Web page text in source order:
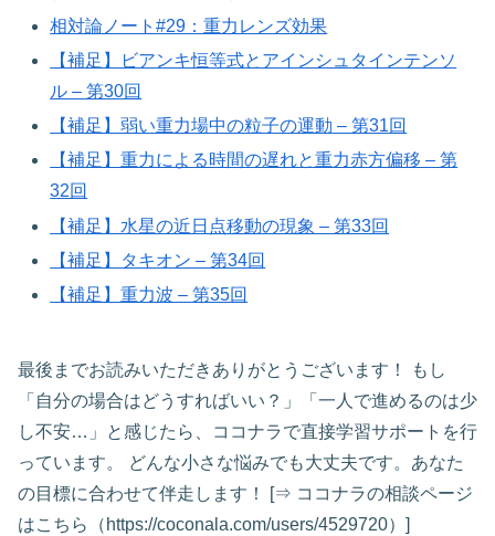
相対論ノート#29：重力レンズ効果
【補足】ビアンキ恒等式とアインシュタインテンソ
ル – 第30回
【補足】弱い重力場中の粒子の運動 – 第31回
【補足】重力による時間の遅れと重力赤方偏移 – 第
32回
【補足】水星の近日点移動の現象 – 第33回
【補足】タキオン – 第34回
【補足】重力波 – 第35回
最後までお読みいただきありがとうございます！ もし
「自分の場合はどうすればいい？」「一人で進めるのは少
し不安…」と感じたら、ココナラで直接学習サポートを行
っています。 どんな小さな悩みでも大丈夫です。あなた
の目標に合わせて伴走します！ [⇒ ココナラの相談ページ
はこちら（https://coconala.com/users/4529720）]